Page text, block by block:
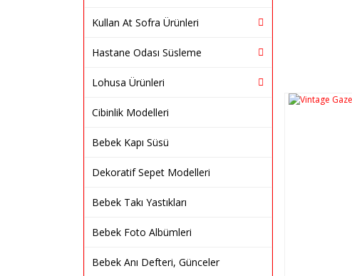
Kullan At Sofra Ürünleri
Hastane Odası Süsleme
Lohusa Ürünleri
Cibinlik Modelleri
Bebek Kapı Süsü
Dekoratif Sepet Modelleri
Bebek Takı Yastıkları
Bebek Foto Albümleri
Bebek Anı Defteri, Günceler